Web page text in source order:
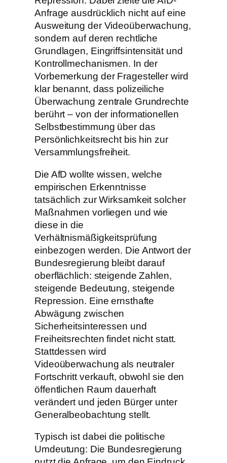
Anfrage ausdrücklich nicht auf eine
Ausweitung der Videoüberwachung,
sondern auf deren rechtliche
Grundlagen, Eingriffsintensität und
Kontrollmechanismen. In der
Vorbemerkung der Fragesteller wird
klar benannt, dass polizeiliche
Überwachung zentrale Grundrechte
berührt – von der informationellen
Selbstbestimmung über das
Persönlichkeitsrecht bis hin zur
Versammlungsfreiheit.
Die AfD wollte wissen, welche
empirischen Erkenntnisse
tatsächlich zur Wirksamkeit solcher
Maßnahmen vorliegen und wie
diese in die
Verhältnismäßigkeitsprüfung
einbezogen werden. Die Antwort der
Bundesregierung bleibt darauf
oberflächlich: steigende Zahlen,
steigende Bedeutung, steigende
Repression. Eine ernsthafte
Abwägung zwischen
Sicherheitsinteressen und
Freiheitsrechten findet nicht statt.
Stattdessen wird
Videoüberwachung als neutraler
Fortschritt verkauft, obwohl sie den
öffentlichen Raum dauerhaft
verändert und jeden Bürger unter
Generalbeobachtung stellt.
Typisch ist dabei die politische
Umdeutung: Die Bundesregierung